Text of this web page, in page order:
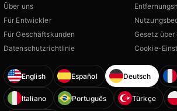
Über uns
Für Entwickler
Für Geschäftskunden
Datenschutzrichtlinie
Gesetz
Cookie-
English Español Deutsch
Italiano Português Türkçe